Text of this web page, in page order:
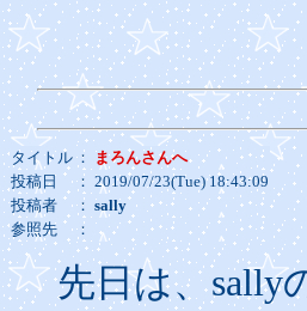
タイトル ： まろんさんへ
投稿日
： 2019/07/23(Tue) 18:43:09
投稿者
： sally
参照先
：
先日は、sally